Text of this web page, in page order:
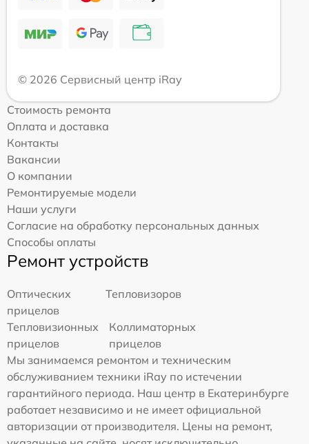
© 2026 Сервисный центр iRay
Стоимость ремонта
Оплата и доставка
Контакты
Вакансии
О компании
Ремонтируемые модели
Наши услуги
Согласие на обработку персональных данных
Способы оплаты
Ремонт устройств
Оптических
прицелов
Тепловизоров
Тепловизионных
прицелов
Коллиматорных
прицелов
Мы занимаемся ремонтом и техническим
обслуживанием техники iRay по истечении
гарантийного периода. Наш центр в Екатеринбурге
работает независимо и не имеет официальной
авторизации от производителя. Цены на ремонт,